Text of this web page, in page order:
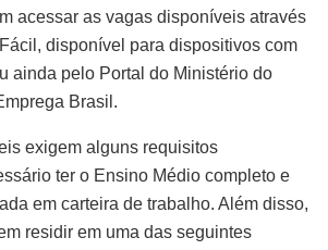
acessar as vagas disponíveis através
disponível para dispositivos com
ainda pelo Portal do Ministério do
Brasil.
exigem alguns requisitos
ter o Ensino Médio completo e
em carteira de trabalho. Além disso,
residir em uma das seguintes